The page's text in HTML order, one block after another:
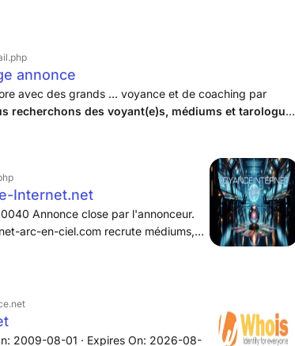
annonce
avec des grands ... voyance et de coaching par
recherchons des voyant(e)s, médiums et tarologues
Internet.net
Annonce close par l'annonceur.
arc-en-ciel.com recrute médiums,
2009-08-01 · Expires On: 2026-08-